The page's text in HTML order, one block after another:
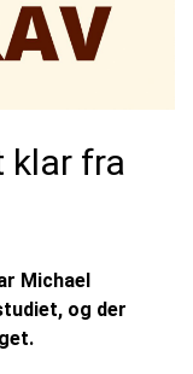
klar fra
Michael
og der